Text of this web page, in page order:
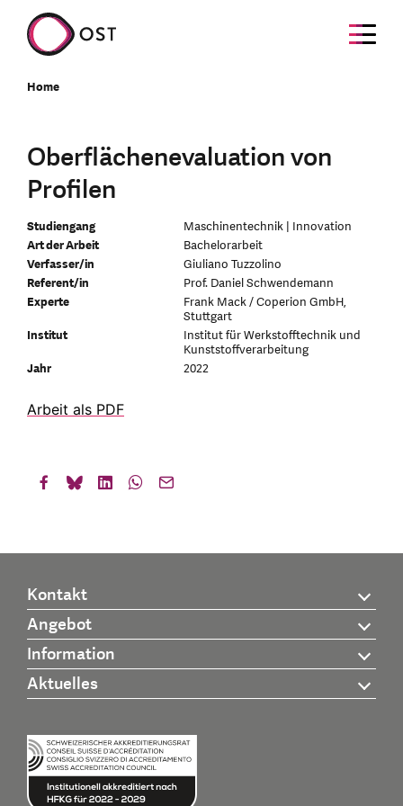
Home
Oberflächenevaluation von
Profilen
Studiengang
Maschinentechnik | Innovation
Art der Arbeit
Bachelorarbeit
Verfasser/in
Giuliano Tuzzolino
Referent/in
Prof. Daniel Schwendemann
Experte
Frank Mack / Coperion GmbH,
Stuttgart
Institut
Institut für Werkstofftechnik und
Kunststoffverarbeitung
Jahr
2022
Arbeit als PDF
Kontakt
Angebot
Information
Aktuelles